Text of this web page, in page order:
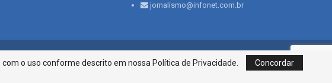
jornalismo@infonet.com.br
Silveira 276, Bairro São José | Aracaju-SE, CEP 49015-030, Fone: 79.2106.8000 - CI
Centro de Informações LTDA
o uso conforme descrito em nossa Política de Privacidade.
Concordar